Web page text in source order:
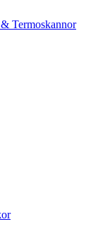
Termoskannor